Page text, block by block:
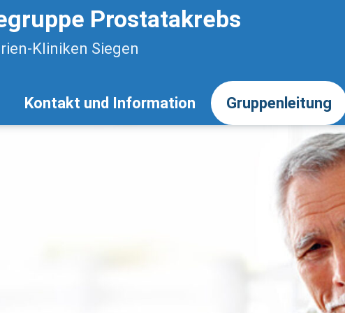
Prostatakrebs
Kliniken Siegen
Kontakt und Information Gruppenleitung